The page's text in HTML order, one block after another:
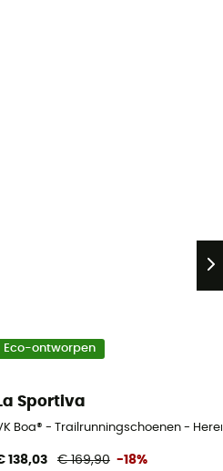
Eco-ontworpen
La Sportiva
Boa® - Trailrunningschoenen - Heren
138,03 € 169,90 -18%